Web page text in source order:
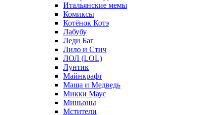
Итальянские мемы
Комиксы
Котёнок Котэ
Лабубу
Леди Баг
Лило и Стич
ЛОЛ (LOL)
Лунтик
Майнкрафт
Маша и Медведь
Микки Маус
Миньоны
Мстители